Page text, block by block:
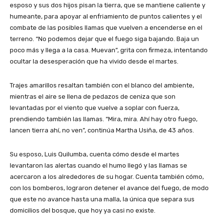
esposo y sus dos hijos pisan la tierra, que se mantiene caliente y
humeante, para apoyar al enfriamiento de puntos calientes y el
combate de las posibles llamas que vuelven a encenderse en el
terreno. “No podemos dejar que el fuego siga bajando. Baja un
poco más y llega a la casa. Muevan”, grita con firmeza, intentando
ocultar la desesperación que ha vivido desde el martes.
Trajes amarillos resaltan también con el blanco del ambiente,
mientras el aire se llena de pedazos de ceniza que son
levantadas por el viento que vuelve a soplar con fuerza,
prendiendo también las llamas. “Mira, mira. Ahí hay otro fuego,
lancen tierra ahí, no ven”, continúa Martha Usiña, de 43 años.
Su esposo, Luis Quilumba, cuenta cómo desde el martes
levantaron las alertas cuando el humo llegó y las llamas se
acercaron a los alrededores de su hogar. Cuenta también cómo,
con los bomberos, lograron detener el avance del fuego, de modo
que este no avance hasta una malla, la única que separa sus
domicilios del bosque, que hoy ya casi no existe.